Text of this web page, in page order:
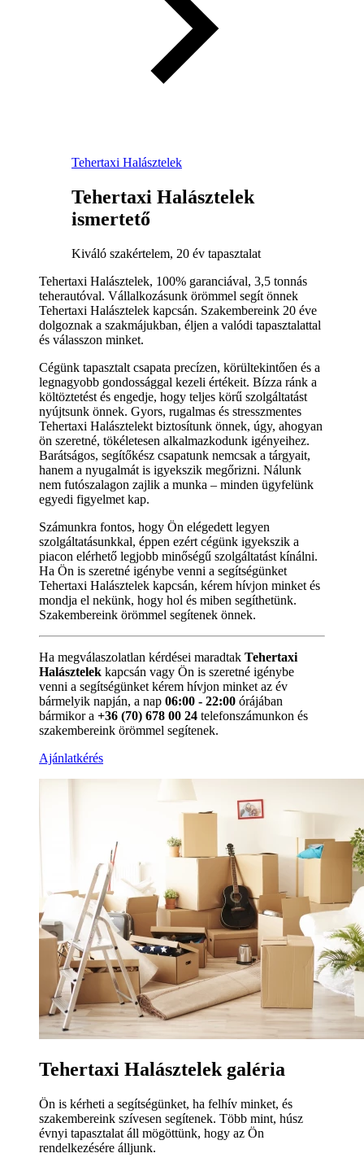
Tehertaxi Halásztelek
Tehertaxi Halásztelek
ismertető
Kiváló szakértelem, 20 év tapasztalat
Tehertaxi Halásztelek, 100% garanciával, 3,5 tonnás
teherautóval. Vállalkozásunk örömmel segít önnek
Tehertaxi Halásztelek kapcsán. Szakembereink 20 éve
dolgoznak a szakmájukban, éljen a valódi tapasztalattal
és válasszon minket.
Cégünk tapasztalt csapata precízen, körültekintően és a
legnagyobb gondossággal kezeli értékeit. Bízza ránk a
költöztetést és engedje, hogy teljes körű szolgáltatást
nyújtsunk önnek. Gyors, rugalmas és stresszmentes
Tehertaxi Halásztelekt biztosítunk önnek, úgy, ahogyan
ön szeretné, tökéletesen alkalmazkodunk igényeihez.
Barátságos, segítőkész csapatunk nemcsak a tárgyait,
hanem a nyugalmát is igyekszik megőrizni. Nálunk
nem futószalagon zajlik a munka – minden ügyfelünk
egyedi figyelmet kap.
Számunkra fontos, hogy Ön elégedett legyen
szolgáltatásunkkal, éppen ezért cégünk igyekszik a
piacon elérhető legjobb minőségű szolgáltatást kínálni.
Ha Ön is szeretné igénybe venni a segítségünket
Tehertaxi Halásztelek kapcsán, kérem hívjon minket és
mondja el nekünk, hogy hol és miben segíthetünk.
Szakembereink örömmel segítenek önnek.
Ha megválaszolatlan kérdései maradtak Tehertaxi
Halásztelek kapcsán vagy Ön is szeretné igénybe
venni a segítségünket kérem hívjon minket az év
bármelyik napján, a nap 06:00 - 22:00 órájában
bármikor a +36 (70) 678 00 24 telefonszámunkon és
szakembereink örömmel segítenek.
Ajánlatkérés
Tehertaxi Halásztelek galéria
Ön is kérheti a segítségünket, ha felhív minket, és
szakembereink szívesen segítenek. Több mint, húsz
évnyi tapasztalat áll mögöttünk, hogy az Ön
rendelkezésére álljunk.